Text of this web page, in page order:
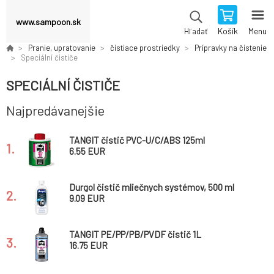
www.sampoon.sk
Hľadať Košík Menu
Pranie, upratovanie čistiace prostriedky
Prípravky na čistenie
Speciální čističe
SPECIÁLNÍ ČISTIČE
Najpredávanejšie
1.
TANGIT čistič PVC-U/C/ABS 125ml
6.55 EUR
2.
Durgol čistič mliečnych systémov, 500 ml
9.09 EUR
3.
TANGIT PE/PP/PB/PVDF čistič 1L
16.75 EUR